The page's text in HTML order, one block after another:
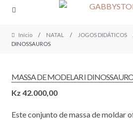
Skip
navigation
Skip
content
Início / NATAL / JOGOS DIDÁTICOS
DINOSSAUROS
MASSA DE MODELAR I
Kz 42.000,00
Este conjunto de massa de moldar